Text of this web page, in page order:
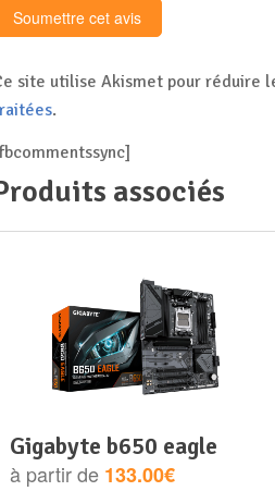
site utilise Akismet pour réduire
.
associés
gigabyte b650 eagle
à partir de 133.00€